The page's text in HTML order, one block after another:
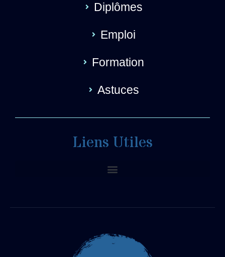
Diplômes
Emploi
Formation
Astuces
Liens Utiles